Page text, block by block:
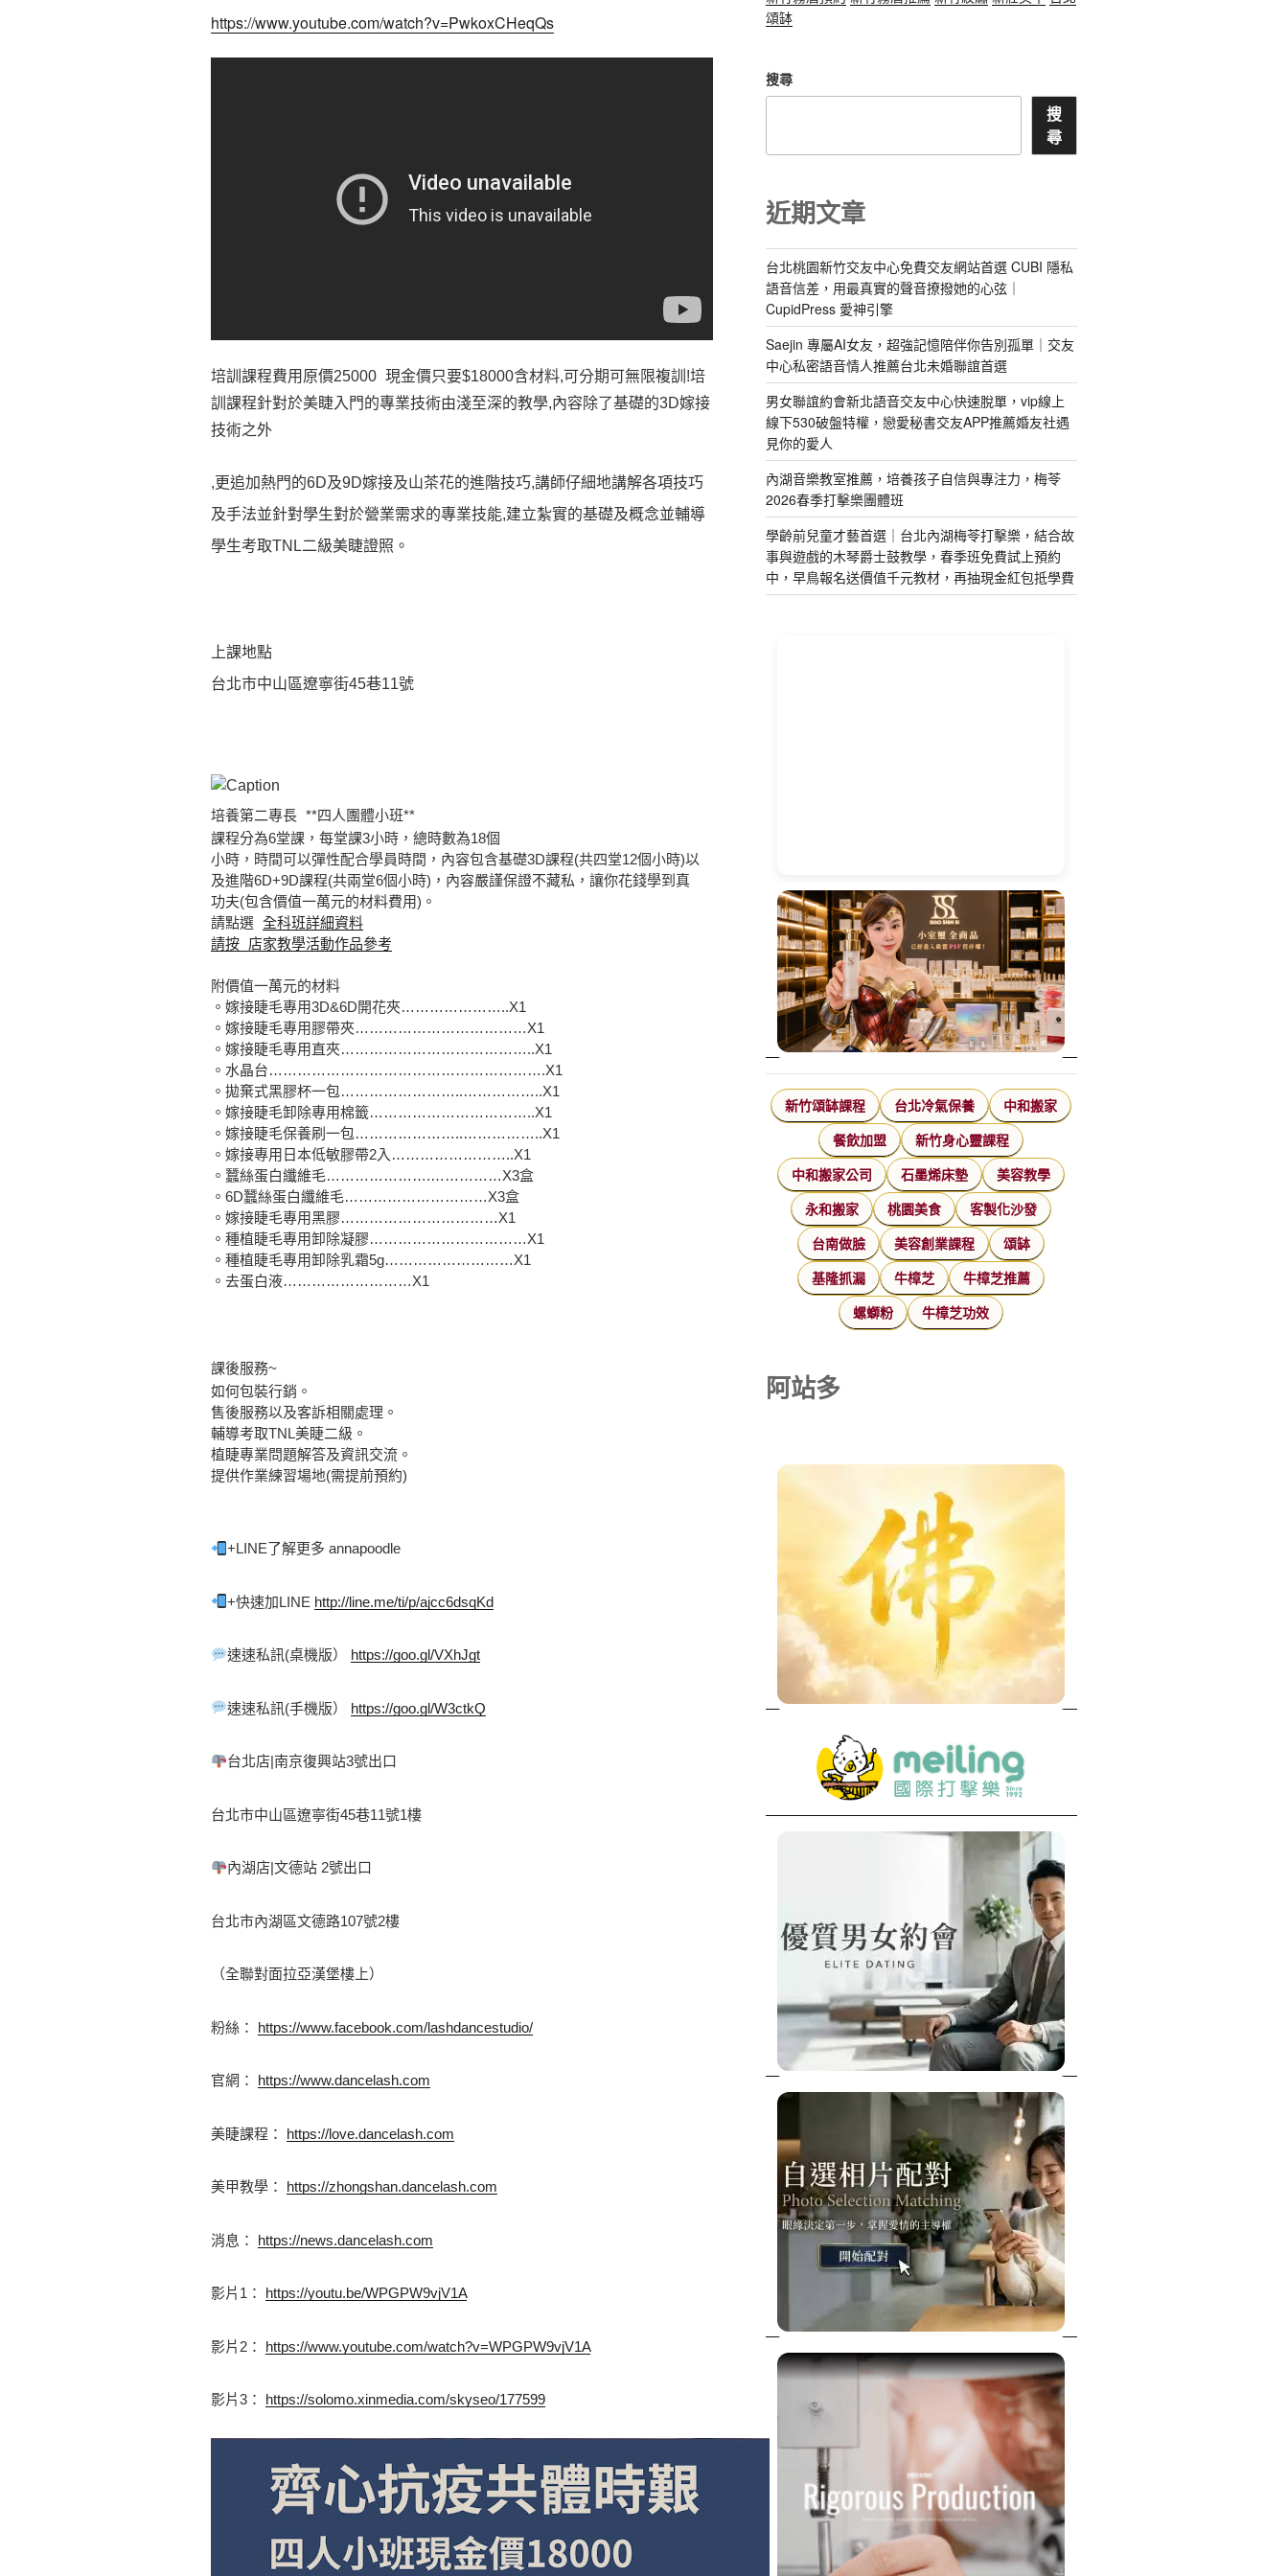
https://www.youtube.com/watch?v=PwkoxCHeqQs
培訓課程費用原價25000 現金價只要$18000含材料,可分期可無限複訓!培
訓課程針對於美睫入門的專業技術由淺至深的教學,內容除了基礎的3D嫁接
技術之外
,更追加熱門的6D及9D嫁接及山茶花的進階技巧,講師仔細地講解各項技巧
及手法並針對學生對於營業需求的專業技能,建立紮實的基礎及概念並輔導
學生考取TNL二級美睫證照。
上課地點
台北市中山區遼寧街45巷11號
培養第二專長 **四人團體小班**
課程分為6堂課，每堂課3小時，總時數為18個
小時，時間可以彈性配合學員時間，內容包含基礎3D課程(共四堂12個小時)以
及進階6D+9D課程(共兩堂6個小時)，內容嚴謹保證不藏私，讓你花錢學到真
功夫(包含價值一萬元的材料費用)。
請點選 全科班詳細資料
請按 店家教學活動作品參考
附價值一萬元的材料
。嫁接睫毛專用3D&6D開花夾…………………..X1
。嫁接睫毛專用膠帶夾………………………………X1
。嫁接睫毛專用直夾…………………………………..X1
。水晶台………………………………………………….X1
。拋棄式黑膠杯一包……………………..……………..X1
。嫁接睫毛卸除專用棉籤……………………………..X1
。嫁接睫毛保養刷一包…………………..……………..X1
。嫁接專用日本低敏膠帶2入……………………..X1
。蠶絲蛋白纖維毛………………….……………X3盒
。6D蠶絲蛋白纖維毛…………………………X3盒
。嫁接睫毛專用黑膠……………………………X1
。種植睫毛專用卸除凝膠……………………………X1
。種植睫毛專用卸除乳霜5g………………………X1
。去蛋白液………………………X1
課後服務~
如何包裝行銷。
售後服務以及客訴相關處理。
輔導考取TNL美睫二級。
植睫專業問題解答及資訊交流。
提供作業練習場地(需提前預約)
+LINE了解更多 annapoodle
+快速加LINE http://line.me/ti/p/ajcc6dsqKd
速速私訊(桌機版） https://goo.gl/VXhJgt
速速私訊(手機版） https://goo.gl/W3ctkQ
台北店|南京復興站3號出口
台北市中山區遼寧街45巷11號1樓
內湖店|文德站 2號出口
台北市內湖區文德路107號2樓
（全聯對面拉亞漢堡樓上）
粉絲： https://www.facebook.com/lashdancestudio/
官網： https://www.dancelash.com
美睫課程： https://love.dancelash.com
美甲教學： https://zhongshan.dancelash.com
消息： https://news.dancelash.com
影片1： https://youtu.be/WPGPW9vjV1A
影片2： https://www.youtube.com/watch?v=WPGPW9vjV1A
影片3： https://solomo.xinmedia.com/skyseo/177599
頌缽
搜尋
搜
尋
近期文章
台北桃園新竹交友中心免費交友網站首選 CUBI 隱私
語音信差，用最真實的聲音撩撥她的心弦｜
CupidPress 愛神引擎
Saejin 專屬AI女友，超強記憶陪伴你告別孤單｜交友
中心私密語音情人推薦台北未婚聯誼首選
男女聯誼約會新北語音交友中心快速脫單，vip線上
線下530破盤特權，戀愛秘書交友APP推薦婚友社遇
見你的愛人
內湖音樂教室推薦，培養孩子自信與專注力，梅苓
2026春季打擊樂團體班
學齡前兒童才藝首選｜台北內湖梅苓打擊樂，結合故
事與遊戲的木琴爵士鼓教學，春季班免費試上預約
中，早鳥報名送價值千元教材，再抽現金紅包抵學費
新竹頌缽課程 台北冷氣保養 中和搬家
餐飲加盟 新竹身心靈課程
中和搬家公司 石墨烯床墊 美容教學
永和搬家 桃園美食 客製化沙發
台南做臉 美容創業課程 頌缽
基隆抓漏 牛樟芝 牛樟芝推薦
螺螄粉 牛樟芝功效
阿站多